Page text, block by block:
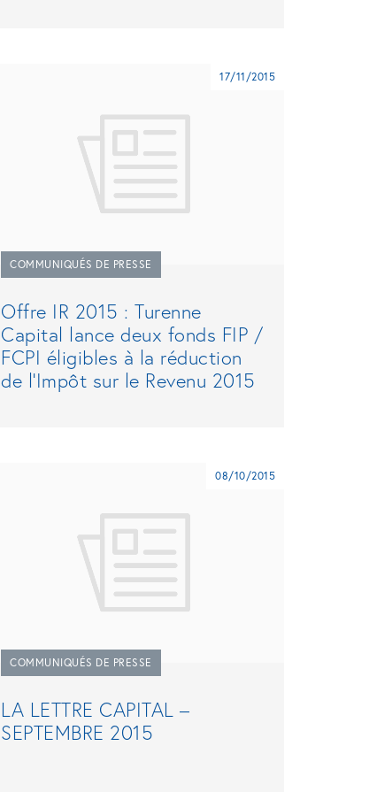
17/11/2015
COMMUNIQUÉS DE PRESSE
Offre IR 2015 : Turenne
Capital lance deux fonds FIP /
FCPI éligibles à la réduction
de l’Impôt sur le Revenu 2015
08/10/2015
COMMUNIQUÉS DE PRESSE
LA LETTRE CAPITAL –
SEPTEMBRE 2015